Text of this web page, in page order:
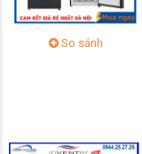
So sánh